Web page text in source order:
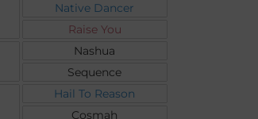
Native Dancer
Raise You
Nashua
Sequence
Hail To Reason
Cosmah